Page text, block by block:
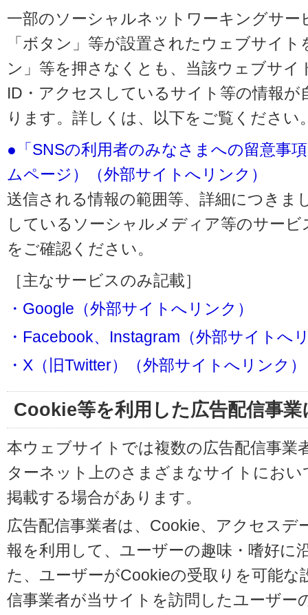
一部のソーシャルネットワーキングサー
「ボタン」等が設置されたウェブサイ
ン」等を押さなくとも、当該ウェブサイ
ID・アクセスしているサイト等の情報
ります。詳しくは、以下をご覧ください
●「SNSの利用者のみなさまへの留意事
ムページ）（外部サイトへリンク）
送信される情報の範囲等、詳細につきま
しているソーシャルメディア等のサー
をご確認ください。
［主なサービスのみ記載］
・Google（外部サイトへリンク）
・Facebook、Instagram（外部サイトへ
・X（旧Twitter）（外部サイトへリンク）
Cookie等を利用した広告配信事
本ウェブサイトでは複数の広告配信事業
ターネット上のさまざまなサイトにお
掲載する場合があります。
広告配信事業者は、Cookie、アクセスデ
報を利用して、ユーザーの趣味・嗜好に
た、ユーザーがCookieの受取りを可能
信事業者が当サイトを訪問したユーザー